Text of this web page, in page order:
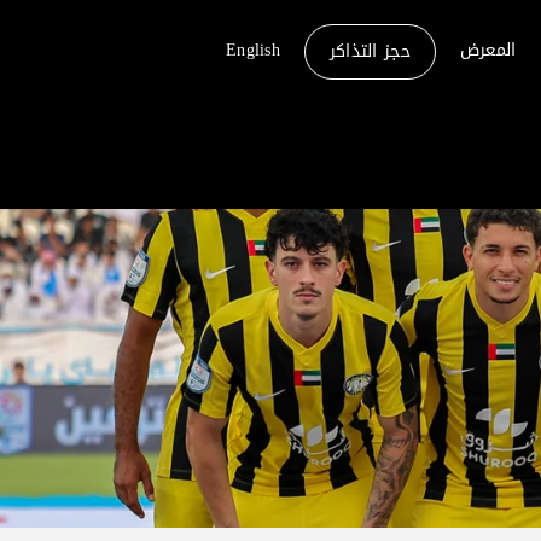
المعرض حجز التذاكر English